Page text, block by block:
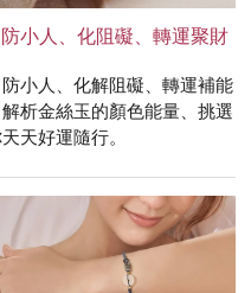
小人、化阻礙、轉運聚財
小人、化解阻礙、轉運補能
析金絲玉的顏色能量、挑選
天好運隨行。